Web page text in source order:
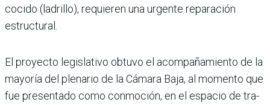
cocido (ladrillo), requie­ren una urgente reparación
estructural.
El proyecto legislativo obtuvo el acompañamiento de la
mayoría del plenario de la Cámara Baja, al momento que
fue presentado como con­moción, en el espacio de tra­